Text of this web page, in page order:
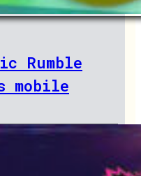
Rumble
mobile